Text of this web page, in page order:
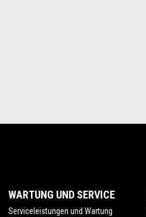
WARTUNG UND SERVICE
Serviceleistungen und Wartung